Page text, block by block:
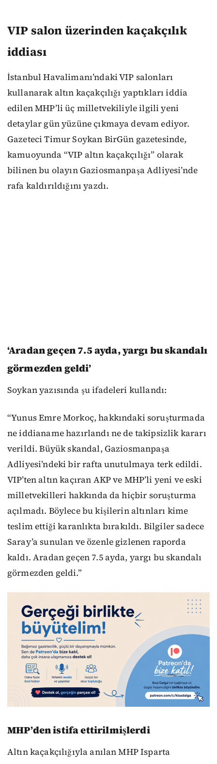
VIP salon üzerinden kaçakçılık
iddiası
İstanbul Havalimanı’ndaki VIP salonları
kullanarak altın kaçakçılığı yaptıkları iddia
edilen MHP’li üç milletvekiliyle ilgili yeni
detaylar gün yüzüne çıkmaya devam ediyor.
Gazeteci Timur Soykan BirGün gazetesinde,
kamuoyunda “VIP altın kaçakçılığı” olarak
bilinen bu olayın Gaziosmanpaşa Adliyesi’nde
rafa kaldırıldığını yazdı.
‘Aradan geçen 7.5 ayda, yargı bu skandalı
görmezden geldi’
Soykan yazısında şu ifadeleri kullandı:
“Yunus Emre Morkoç, hakkındaki soruşturmada
ne iddianame hazırlandı ne de takipsizlik kararı
verildi. Büyük skandal, Gaziosmanpaşa
Adliyesi’ndeki bir rafta unutulmaya terk edildi.
VIP’ten altın kaçıran AKP ve MHP’li yeni ve eski
milletvekilleri hakkında da hiçbir soruşturma
açılmadı. Böylece bu kişilerin altınları kime
teslim ettiği karanlıkta bırakıldı. Bilgiler sadece
Saray’a sunulan ve özenle gizlenen raporda
kaldı. Aradan geçen 7.5 ayda, yargı bu skandalı
görmezden geldi.”
MHP’den istifa ettirilmişlerdi
Altın kaçakçılığıyla anılan MHP Isparta